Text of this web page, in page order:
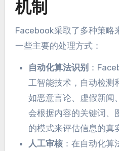
机制
Facebook采取了多种策略
一些主要的处理方式：
自动化算法识别 ：
工智能技术， 自动检测
如恶意言论
虚假新闻
会根据内容的关键词
的模式来评估信息的真
人工审核： 在自动化算